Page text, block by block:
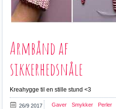
Armbånd af
sikkerhedsnåle
Kreahygge til en stille stund <3
26/9 2017
Gaver Smykker Perler